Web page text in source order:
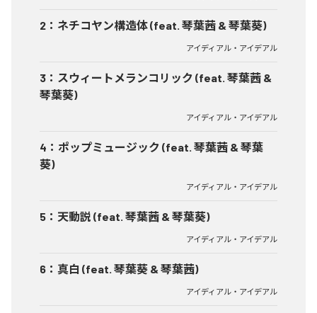
2 ： ネチコヤン構造体 (feat. 琴葉茜 & 琴葉葵)
アイディアル・アイデアル
3 ： スウィートメランコリック (feat. 琴葉茜 &
琴葉葵)
アイディアル・アイデアル
4 ： ポップミュージック (feat. 琴葉茜 & 琴葉
葵)
アイディアル・アイデアル
5 ： 天動説 (feat. 琴葉茜 & 琴葉葵)
アイディアル・アイデアル
6 ： 真白 (feat. 琴葉葵 & 琴葉茜)
アイディアル・アイデアル